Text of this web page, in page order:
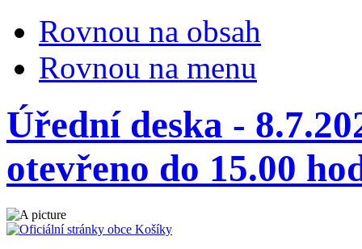
Rovnou na obsah
Rovnou na menu
Úřední deska -
otevřeno do 15.00